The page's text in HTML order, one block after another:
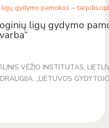
ligų gydymo
VĖŽIO INSTITUTAS,
„LIETUVOS